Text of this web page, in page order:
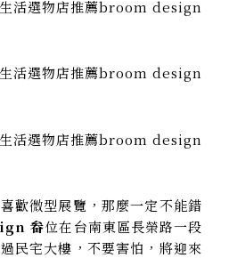
歡微型展覽，那麼一定不能錯
畚位在台南東區長榮路一段
民宅大樓，不要害怕，將迎來